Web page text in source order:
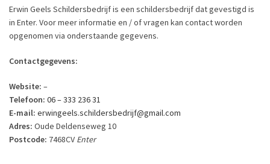
Erwin Geels Schildersbedrijf is een schildersbedrijf dat gevestigd is
in Enter. Voor meer informatie en / of vragen kan contact worden
opgenomen via onderstaande gegevens.
Contactgegevens:
Website: –
Telefoon: 06 – 333 236 31
E-mail: erwingeels.schildersbedrijf@gmail.com
Adres: Oude Deldenseweg 10
Postcode: 7468CV Enter